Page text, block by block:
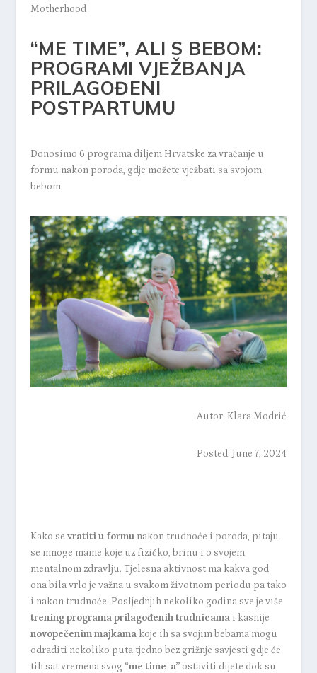
Motherhood
“ME TIME”, ALI S BEBOM:
PROGRAMI VJEŽBANJA
PRILAGOĐENI
POSTPARTUMU
Donosimo 6 programa diljem Hrvatske za vraćanje u
formu nakon poroda, gdje možete vježbati sa svojom
bebom.
Autor: Klara Modrić
Posted: June 7, 2024
Kako se vratiti u formunakon trudnoće i poroda, pitaju
se mnoge mame koje uz fizičko, brinu i o svojem
mentalnom zdravlju. Tjelesna aktivnost ma kakva god
ona bila vrlo je važna u svakom životnom periodu pa tako
i nakon trudnoće. Posljednjih nekoliko godina sve je više
trening programaprilagođenih trudnicamai kasnije
novopečenim majkamakoje ih sa svojim bebama mogu
odraditi nekoliko puta tjedno bez grižnje savjesti gdje će
tih sat vremena svog “me time-a”ostaviti dijete dok su